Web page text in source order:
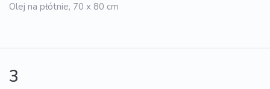
Olej na płótnie, 70 x 80 cm
3